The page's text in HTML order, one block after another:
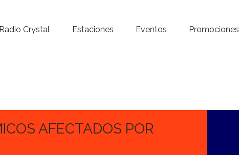
Crystal Estaciones Eventos Promociones
Noticias
AFECTADOS POR